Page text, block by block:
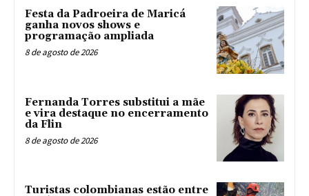
Festa da Padroeira de Maricá
ganha novos shows e
programação ampliada
8 de agosto de 2026
Fernanda Torres substitui a mãe
e vira destaque no encerramento
da Flin
8 de agosto de 2026
Turistas colombianas estão entre